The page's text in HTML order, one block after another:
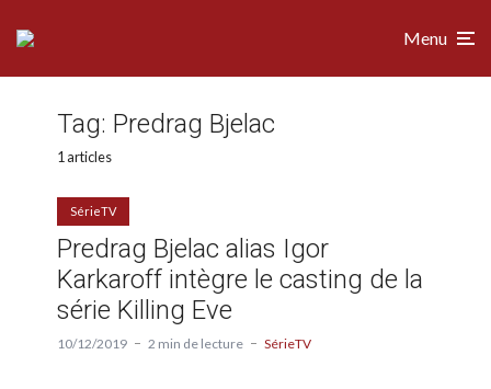
Menu
Tag: Predrag Bjelac
1 articles
SérieTV
Predrag Bjelac alias Igor
Karkaroff intègre le casting de la
série Killing Eve
10/12/2019 2 min de lecture SérieTV